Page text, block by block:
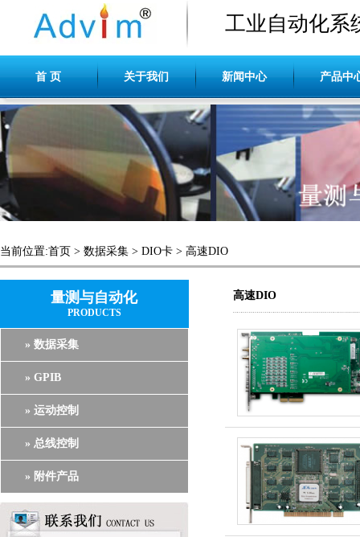
工业自动化系
首 页 关于我们 新闻中心 产品中
当前位置:首页 > 数据采集 > DIO卡 > 高速DIO
量测与自动化
PRODUCTS
» 数据采集
» GPIB
» 运动控制
» 总线控制
» 附件产品
高速DIO